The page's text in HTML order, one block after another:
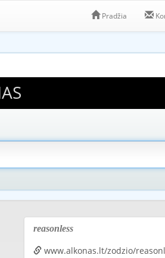
Pradžia
reasonless
www.alkonas.lt/zodzio/